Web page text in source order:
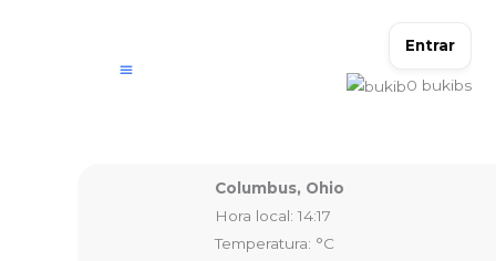
Entrar
0 bukibs
Columbus, Ohio
Hora local: 14:17
Temperatura: °C